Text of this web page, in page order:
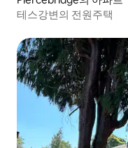
테스강변의 전원주택